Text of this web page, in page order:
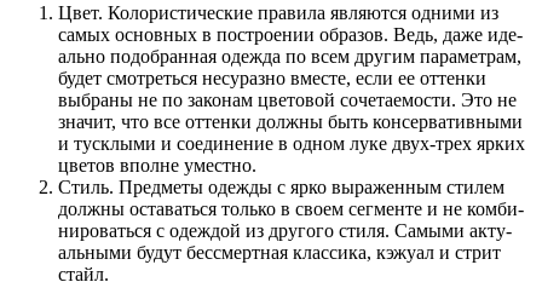
Цвет. Коло­ри­сти­че­ские пра­ви­ла явля­ют­ся одни­ми из
самых основ­ных в постро­е­нии обра­зов. Ведь, даже иде­
аль­но подо­бран­ная одеж­да по всем дру­гим пара­мет­рам,
будет смот­реть­ся несу­раз­но вме­сте, если ее оттен­ки
выбра­ны не по зако­нам цве­то­вой соче­та­е­мо­сти. Это не
зна­чит, что все оттен­ки долж­ны быть кон­сер­ва­тив­ны­ми
и туск­лы­ми и соеди­не­ние в одном луке двух-трех ярких
цве­тов вполне уместно.
Стиль. Пред­ме­ты одеж­ды с ярко выра­жен­ным сти­лем
долж­ны оста­вать­ся толь­ко в сво­ем сег­мен­те и не ком­би­
ни­ро­вать­ся с одеж­дой из дру­го­го сти­ля. Самы­ми акту­
аль­ны­ми будут бес­смерт­ная клас­си­ка, кэжу­ал и стрит
стайл.